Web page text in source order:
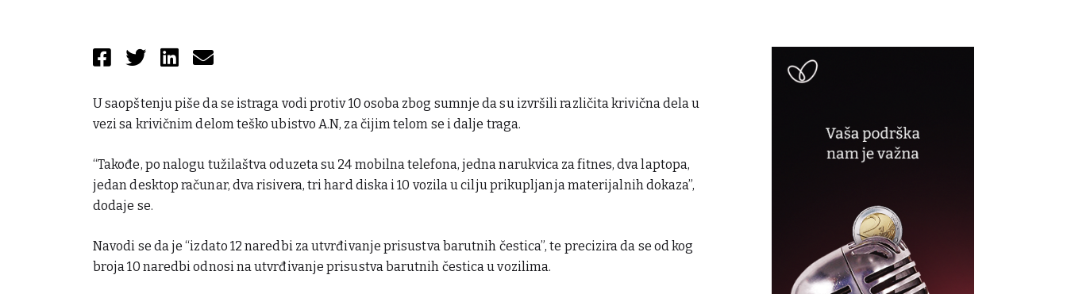
U saopštenju piše da se istraga vodi protiv 10 osoba zbog sumnje da su izvršili različita krivična dela u
vezi sa krivičnim delom teško ubistvo A.N, za čijim telom se i dalje traga.
“Takođe, po nalogu tužilaštva oduzeta su 24 mobilna telefona, jedna narukvica za fitnes, dva laptopa,
jedan desktop računar, dva risivera, tri hard diska i 10 vozila u cilju prikupljanja materijalnih dokaza”,
dodaje se.
Navodi se da je “izdato 12 naredbi za utvrđivanje prisustva barutnih čestica”, te precizira da se od kog
broja 10 naredbi odnosi na utvrđivanje prisustva barutnih čestica u vozilima.